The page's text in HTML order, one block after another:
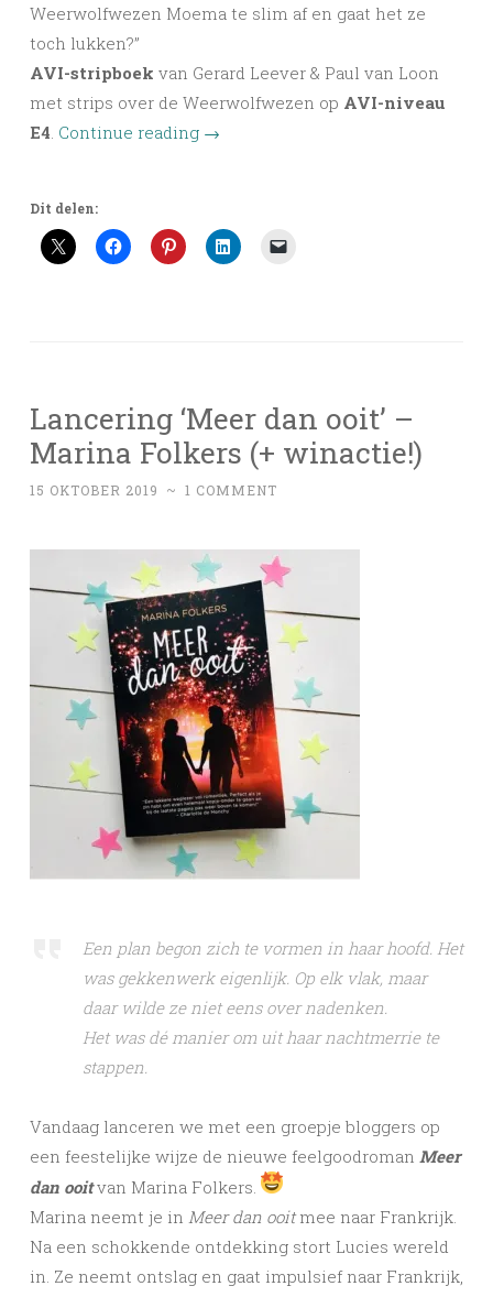
Weerwolfwezen Moema te slim af en gaat het ze
toch lukken?”
AVI-stripboek van Gerard Leever & Paul van Loon
met strips over de Weerwolfwezen op AVI-niveau
E4. Continue reading →
Dit delen:
Lancering ‘Meer dan ooit’ –
Marina Folkers (+ winactie!)
15 OKTOBER 2019 ~ 1 COMMENT
Een plan begon zich te vormen in haar hoofd. Het
was gekkenwerk eigenlijk. Op elk vlak, maar
daar wilde ze niet eens over nadenken.
Het was dé manier om uit haar nachtmerrie te
stappen.
Vandaag lanceren we met een groepje bloggers op
een feestelijke wijze de nieuwe feelgoodroman Meer
dan ooitvan Marina Folkers.
Marina neemt je in Meer dan ooitmee naar Frankrijk.
Na een schokkende ontdekking stort Lucies wereld
in. Ze neemt ontslag en gaat impulsief naar Frankrijk,